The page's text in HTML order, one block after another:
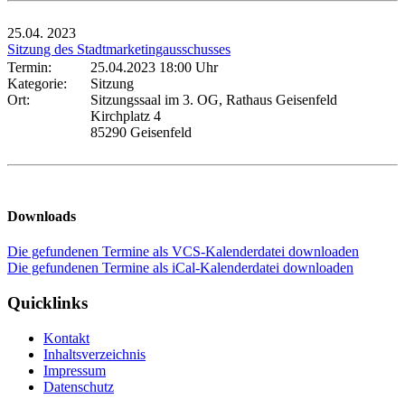
25.04. 2023
Sitzung des Stadtmarketingausschusses
Termin:
25.04.2023 18:00 Uhr
Kategorie:
Sitzung
Ort:
Sitzungssaal im 3. OG, Rathaus Geisenfeld
Kirchplatz 4
85290 Geisenfeld
Downloads
Die gefundenen Termine als VCS-Kalenderdatei downloaden
Die gefundenen Termine als iCal-Kalenderdatei downloaden
Quicklinks
Kontakt
Inhaltsverzeichnis
Impressum
Datenschutz